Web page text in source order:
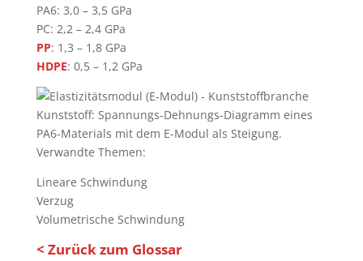
PA6: 3,0 – 3,5 GPa
PC: 2,2 – 2,4 GPa
PP: 1,3 – 1,8 GPa
HDPE: 0,5 – 1,2 GPa
Kunststoff: Spannungs-Dehnungs-Diagramm eines
PA6-Materials mit dem E-Modul als Steigung.
Verwandte Themen:
Lineare Schwindung
Verzug
Volumetrische Schwindung
< Zurück zum Glossar